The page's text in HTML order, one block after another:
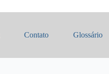
Contato Glossário